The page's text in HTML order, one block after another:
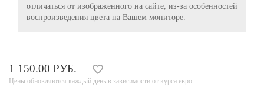
отличаться от изображенного на сайте, из-за особенностей
воспроизведения цвета на Вашем мониторе.
1 150.00 РУБ.
Цены обновляются каждый день в зависимости от курса евро